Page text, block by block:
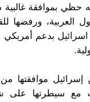
حظي بموافقة
العربية، ورفضها
بدعم
إسرائيل
مع سيطرتها